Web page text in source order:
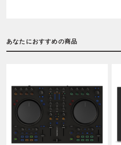
あなたにおすすめの商品